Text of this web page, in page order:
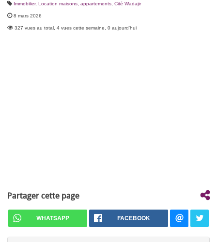
Immobilier, Location maisons, appartements Cité Wadajir
8 mars 2026
327 vues au total, 4 vues cette semaine, 0 aujourd'hui
Partager cette page
WHATSAPP FACEBOOK